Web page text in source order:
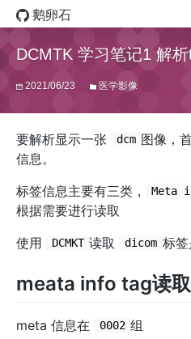
鹅卵石
DCMTK 学习笔记1 解
2021/06/23 医学影像
要解析显示一张 dcm 图像，
信息。
标签信息主要有三类，
Meta
根据需要进行读取
使用
DCMKT 读取 dicom 标
meata info tag读取
meta 信息在 0002 组